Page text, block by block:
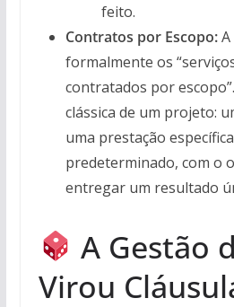
feito.
Contratos por Escopo:A
formalmente os
contratados por
clássica de um projeto:
uma prestação
predeterminado, com o
entregar um resultado
A Gestão
Virou